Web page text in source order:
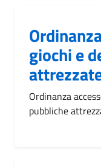
giochi e
Ordinanza
pubbliche